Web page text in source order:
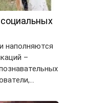
наполняются
–